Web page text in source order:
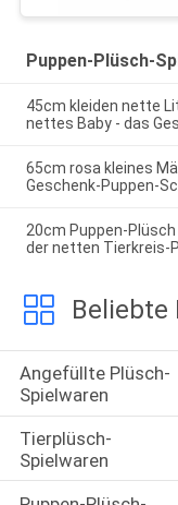
Puppen-Plüsch-
45cm kleiden nette
nettes Baby - das
65cm rosa kleines
Geschenk-Puppen-
20cm Puppen-
der netten Tierkreis-
Beliebte
Angefüllte Plüsch-
Spielwaren
Tierplüsch-
Spielwaren